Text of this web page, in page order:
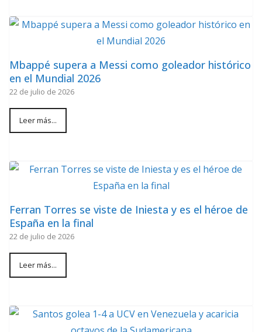
Mbappé supera a Messi como goleador histórico
en el Mundial 2026
22 de julio de 2026
Leer más...
Ferran Torres se viste de Iniesta y es el héroe de
España en la final
22 de julio de 2026
Leer más...